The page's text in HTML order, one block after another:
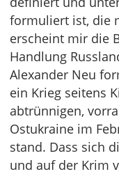
formuliert ist, die
erscheint mir die
Handlung
Alexander Neu
ein Krieg seitens
abtrünnigen,
Ostukraine im
stand. Dass sich
und auf der Krim